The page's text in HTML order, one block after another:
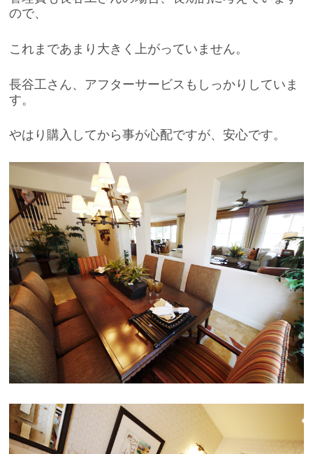
ので、
これまであまり大きく上がっていません。
長谷工さん、アフターサービスもしっかりしていま
す。
やはり購入してから事が心配ですが、安心です。